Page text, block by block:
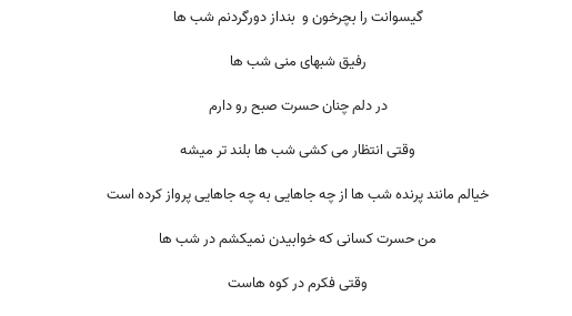
گیسوانت را بچرخون و بنداز دورگردنم شب ها
رفیق شبهای منی شب ها
در دلم چنان حسرت صبح رو دارم
وقتی انتظار می کشی شب ها بلند تر میشه
خیالم مانند پرنده شب ها از چه جاهایی به چه جاهایی پرواز کرده است
من حسرت کسانی که خوابیدن نمیکشم در شب ها
وقتی فکرم در کوه هاست